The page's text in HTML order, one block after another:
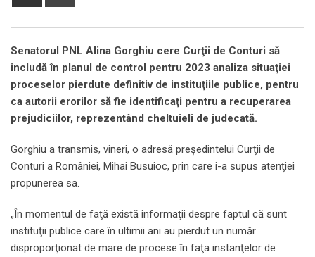
Senatorul PNL Alina Gorghiu cere Curţii de Conturi să
includă în planul de control pentru 2023 analiza situaţiei
proceselor pierdute definitiv de instituţiile publice, pentru
ca autorii erorilor să fie identificaţi pentru a recuperarea
prejudiciilor, reprezentând cheltuieli de judecată.
Gorghiu a transmis, vineri, o adresă preşedintelui Curţii de
Conturi a României, Mihai Busuioc, prin care i-a supus atenţiei
propunerea sa.
„În momentul de faţă există informaţii despre faptul că sunt
instituţii publice care în ultimii ani au pierdut un număr
disproporţionat de mare de procese în faţa instanţelor de